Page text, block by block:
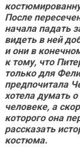
После
начала падать
видеть в ней
и они в
к тому, что
только для
предпочитала
хотела думать
человеке, а
которого она
рассказать
костюма.